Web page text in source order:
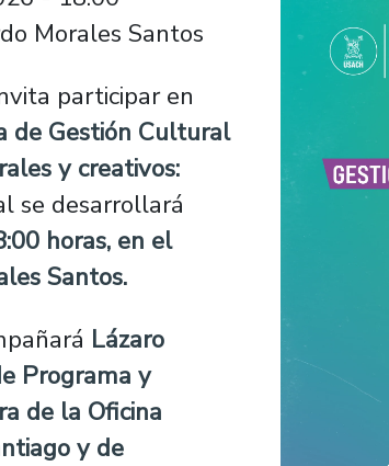
Morales Santos
participar en
de Gestión Cultural
y creativos:
se desarrollará
horas, en el
Santos.
Lázaro
Programa y
de la Oficina
y de